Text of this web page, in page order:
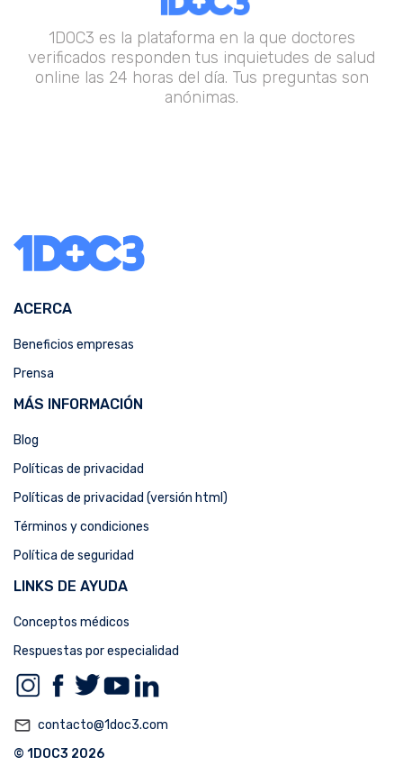
1DOC3 es la plataforma en la que doctores
verificados responden tus inquietudes de salud
online las 24 horas del día. Tus preguntas son
anónimas.
ACERCA
Beneficios empresas
Prensa
MÁS INFORMACIÓN
Blog
Políticas de privacidad
Políticas de privacidad (versión html)
Términos y condiciones
Política de seguridad
LINKS DE AYUDA
Conceptos médicos
Respuestas por especialidad
mail_outline contacto@1doc3.com
© 1DOC3 2026